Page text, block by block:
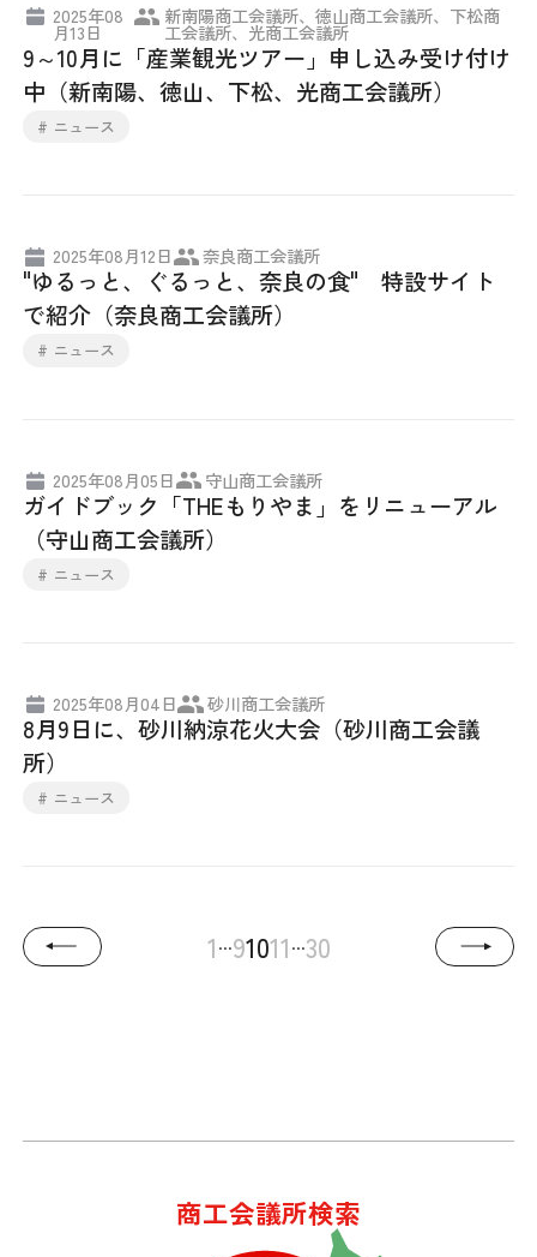
2025年08
月13日
新南陽商工会議所、徳山商工会議所、下松商
工会議所、光商工会議所
9～10月に「産業観光ツアー」申し込み受け付け
中（新南陽、徳山、下松、光商工会議所）
# ニュース
2025年08月12日 奈良商工会議所
"ゆるっと、ぐるっと、奈良の食" 特設サイト
で紹介（奈良商工会議所）
# ニュース
2025年08月05日 守山商工会議所
ガイドブック「THEもりやま」をリニューアル
（守山商工会議所）
# ニュース
2025年08月04日 砂川商工会議所
8月9日に、砂川納涼花火大会（砂川商工会議
所）
# ニュース
1...91011...30
商工会議所検索